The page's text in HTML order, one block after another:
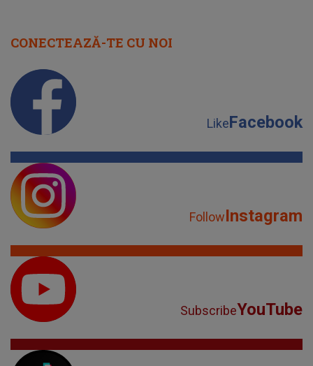
CONECTEAZĂ-TE CU NOI
LikeFacebook
FollowInstagram
SubscribeYouTube